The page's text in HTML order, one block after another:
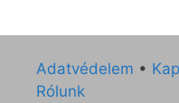
Adatvédelem •
Rólunk